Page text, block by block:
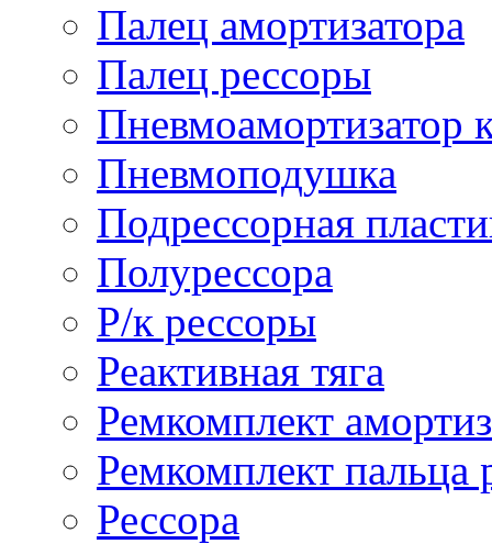
Палец амортизатора
Палец рессоры
Пневмоамортизатор
Пневмоподушка
Подрессорная
Полурессора
Р/к рессоры
Реактивная тяга
Ремкомплект
Ремкомплект пальца
Рессора